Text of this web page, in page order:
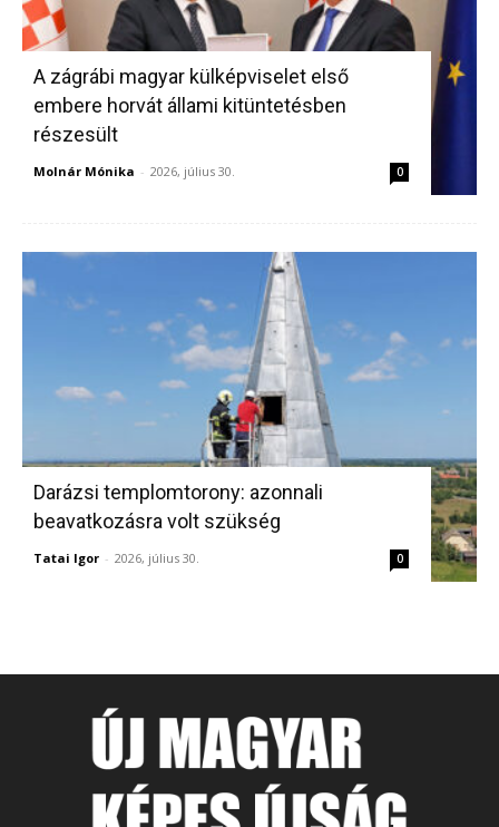
A zágrábi magyar külképviselet első
embere horvát állami kitüntetésben
részesült
Molnár Mónika - 2026, július 30. 0
Darázsi templomtorony: azonnali
beavatkozásra volt szükség
Tatai Igor - 2026, július 30. 0